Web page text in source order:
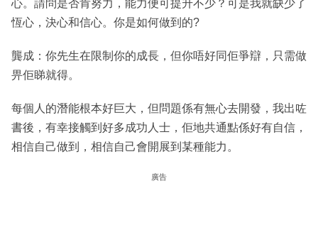
心。請問是否肯努力，能力便可提升不少？可是我就缺少了
恆心，決心和信心。你是如何做到的?
龔成：你先生在限制你的成長，但你唔好同佢爭辯，只需做
畀佢睇就得。
每個人的潛能根本好巨大，但問題係有無心去開發，我出咗
書後，有幸接觸到好多成功人士，佢地共通點係好有自信，
相信自己做到，相信自己會開展到某種能力。
廣告